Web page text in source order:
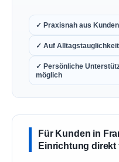
✓ Praxisnah aus
✓ Auf
✓ Persönliche
möglich
Für Kunden in
Einrichtung direkt